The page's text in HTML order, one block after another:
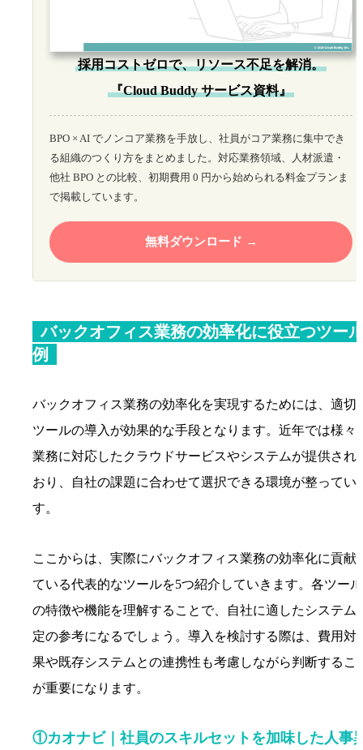
採用コストゼロで、リソース不足を解消。
『Cloud Buddy サービス資料』
BPO × AI でノンコア業務を手放し、社員がコア業務に集中でき
る組織のつくり方をまとめました。対応業務領域、人材派遣・
他社 BPO との比較、初期費用 0 円から始められる料金プランま
で掲載しています。
無料ダウンロード
バックオフィス業務の効率化に役立つツー
例
バックオフィス業務の効率化を実現するためには、適切
ツールの導入が効果的な手段となります。近年では様々
業務に対応したクラウドサービスやシステムが提供され
おり、自社の課題に合わせて選択できる環境が整ってい
す。
ここからは、実際にバックオフィス業務の効率化に貢献
ている代表的なツールを5つ紹介していきます。各ツール
の特徴や機能を理解することで、自社に適したシステム
定の参考になるでしょう。導入を検討する際は、費用対
果や既存システムとの連携性も考慮しながら判断するこ
が重要になります。
①カオナビ｜社員のスキルセットを加味した人事